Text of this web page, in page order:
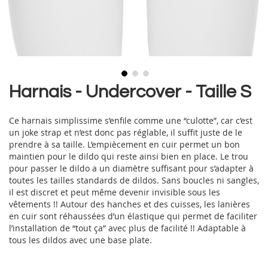
Skip
beginning
the
images
gallery
Harnais - Undercover - Taille S
Ce harnais simplissime s’enfile comme une “culotte”, car c’est
un joke strap et n’est donc pas réglable, il suffit juste de le
prendre à sa taille. L’empiècement en cuir permet un bon
maintien pour le dildo qui reste ainsi bien en place. Le trou
pour passer le dildo a un diamètre suffisant pour s’adapter à
toutes les tailles standards de dildos. Sans boucles ni sangles,
il est discret et peut même devenir invisible sous les
vêtements !! Autour des hanches et des cuisses, les lanières
en cuir sont réhaussées d’un élastique qui permet de faciliter
l’installation de “tout ça” avec plus de facilité !! Adaptable à
tous les dildos avec une base plate.